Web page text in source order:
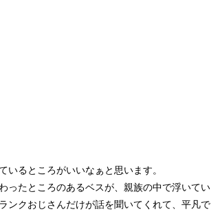
るところがいいなぁと思います。
ったところのあるベスが、親族の中で浮いてい
ンクおじさんだけが話を聞いてくれて、平凡で